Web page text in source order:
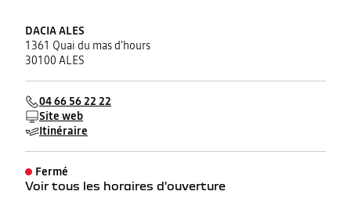
DACIA ALES
1361 Quai du mas d'hours
30100 ALES
04 66 56 22 22
Site web
Itinéraire
Fermé
Voir tous les horaires d'ouverture